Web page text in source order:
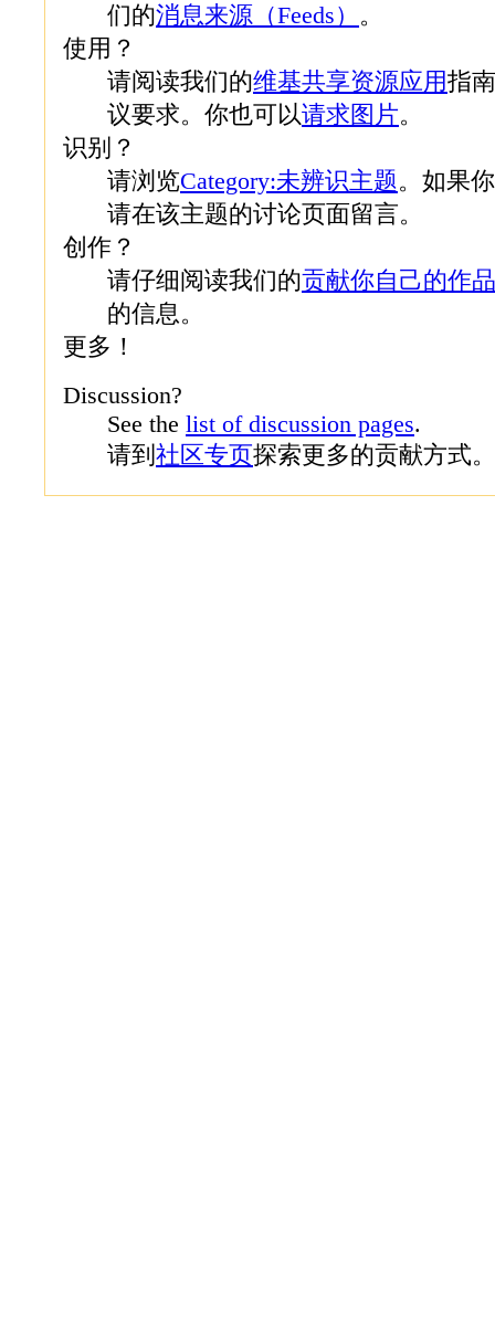
们的消息来源（Feeds） 。
使用？
请阅读我们的维基共享资源应用指
议要求。你也可以请求图片。
识别？
请浏览Category:未辨识主题。如果
请在该主题的讨论页面留言。
创作？
请仔细阅读我们的贡献你自己的作品
的信息。
更多！
Discussion?
See the list of discussion pages.
请到 社区专页探索更多的贡献方式。